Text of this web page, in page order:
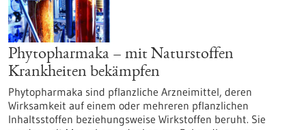
Phytopharmaka – mit Naturstoffen
Krankheiten bekämpfen
Phytopharmaka sind pflanzliche Arzneimittel, deren
Wirksamkeit auf einem oder mehreren pflanzlichen
Inhaltsstoffen beziehungsweise Wirkstoffen beruht. Sie